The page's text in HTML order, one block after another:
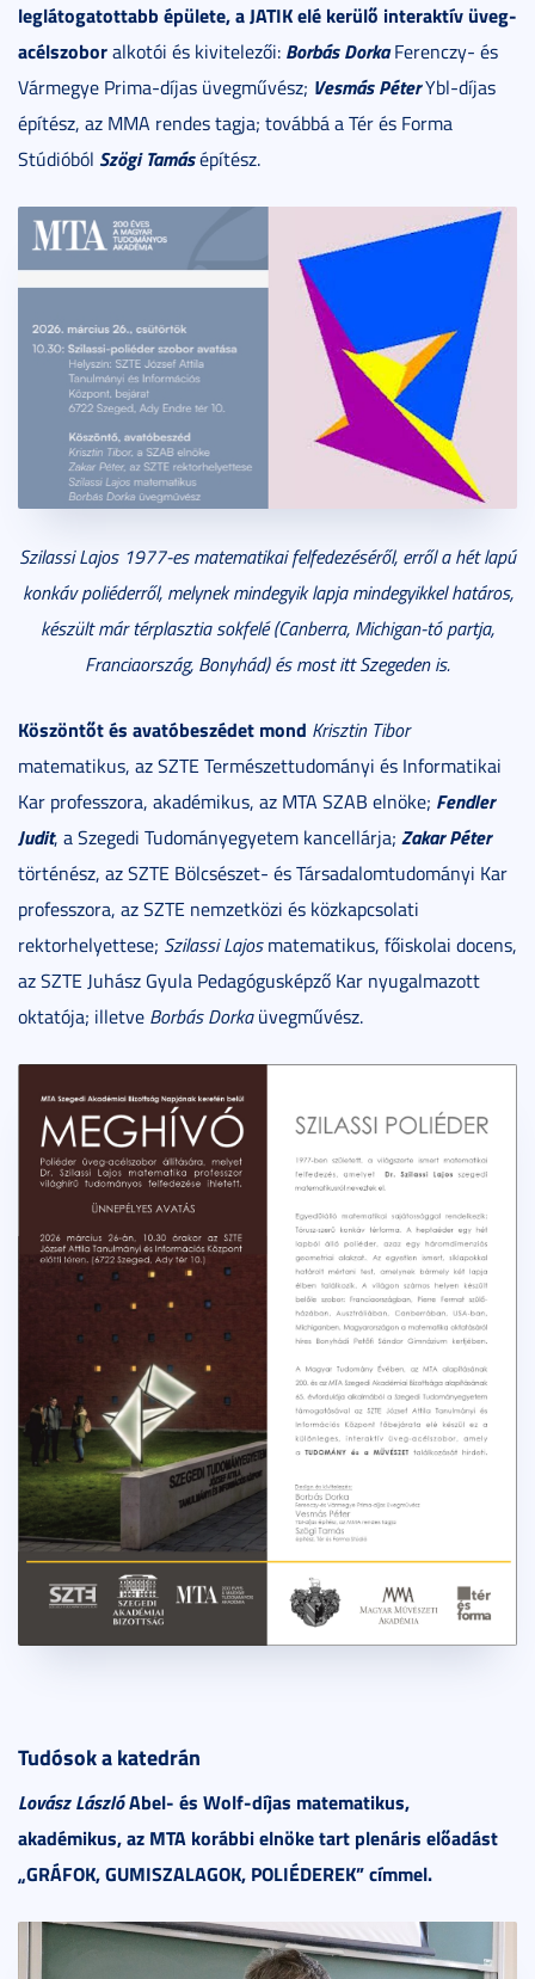
leglátogatottabb épülete, a JATIK elé kerülő interaktív üveg-
acélszoboralkotói és kivitelezői: Borbás DorkaFerenczy- és
Vármegye Prima-díjas üvegművész; Vesmás PéterYbl-díjas
építész, az MMA rendes tagja; továbbá a Tér és Forma
Stúdióból Szögi Tamásépítész.
Szilassi Lajos 1977-es matematikai felfedezéséről, erről a hét lapú
konkáv poliéderről, melynek mindegyik lapja mindegyikkel határos,
készült már térplasztia sokfelé (Canberra, Michigan-tó partja,
Franciaország, Bonyhád) és most itt Szegeden is.
Köszöntőt és avatóbeszédet mond Krisztin Tibor
matematikus, az SZTE Természettudományi és Informatikai
Kar professzora, akadémikus, az MTA SZAB elnöke; Fendler
Judit, a Szegedi Tudományegyetem kancellárja; Zakar Péter
történész, az SZTE Bölcsészet- és Társadalomtudományi Kar
professzora, az SZTE nemzetközi és közkapcsolati
rektorhelyettese; Szilassi Lajosmatematikus, főiskolai docens,
az SZTE Juhász Gyula Pedagógusképző Kar nyugalmazott
oktatója; illetve Borbás Dorkaüvegművész.
Tudósok a katedrán
Lovász LászlóAbel- és Wolf-díjas matematikus,
akadémikus, az MTA korábbi elnöke tart plenáris előadást
„GRÁFOK, GUMISZALAGOK, POLIÉDEREK” címmel.